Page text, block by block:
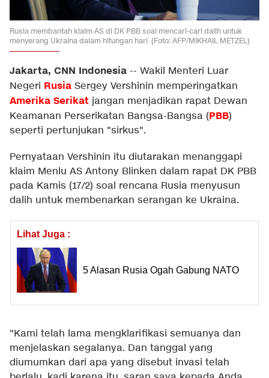
Rusia membantah klaim AS di DK PBB soal mencari-cari dalih untuk
menyerang Ukraina dalam hitungan hari. (Foto: AFP/MIKHAIL METZEL)
Jakarta, CNN Indonesia -- Wakil Menteri Luar
Negeri Rusia Sergey Vershinin memperingatkan
Amerika Serikat jangan menjadikan rapat Dewan
Keamanan Perserikatan Bangsa-Bangsa (PBB)
seperti pertunjukan "sirkus".
Pernyataan Vershinin itu diutarakan menanggapi
klaim Menlu AS Antony Blinken dalam rapat DK PBB
pada Kamis (17/2) soal rencana Rusia menyusun
dalih untuk membenarkan serangan ke Ukraina.
Lihat Juga :
5 Alasan Rusia Ogah Gabung NATO
"Kami telah lama mengklarifikasi semuanya dan
menjelaskan segalanya. Dan tanggal yang
diumumkan dari apa yang disebut invasi telah